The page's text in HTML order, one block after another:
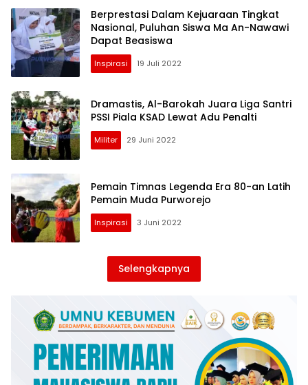
Berprestasi Dalam Kejuaraan Tingkat
Nasional, Puluhan Siswa Ma An-Nawawi
Dapat Beasiswa
Inspirasi 19 Juli 2022
Dramastis, Al-Barokah Juara Liga Santri
PSSI Piala KSAD Lewat Adu Penalti
Militer 29 Juni 2022
Pemain Timnas Legenda Era 80-an Latih
Pemain Muda Purworejo
Inspirasi 3 Juni 2022
Selengkapnya